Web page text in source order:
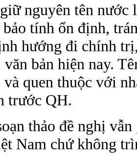
nguyên tên nước
bảo tính ổn định,
hướng đi chính
bản hiện nay.
quen thuộc với
trước QH.
thảo đề nghị
Nam chứ không